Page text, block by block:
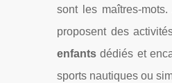
sont les maîtres-
proposent des
enfants dédiés et
sports nautiques ou